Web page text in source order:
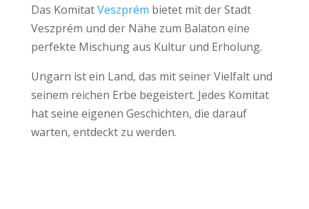
Das KomitatVeszprém bietet mit der Stadt
Veszprém und der Nähe zum Balaton eine
perfekte Mischung aus Kultur und Erholung.
Ungarn ist ein Land, das mit seiner Vielfalt und
seinem reichen Erbe begeistert. Jedes Komitat
hat seine eigenen Geschichten, die darauf
warten, entdeckt zu werden.